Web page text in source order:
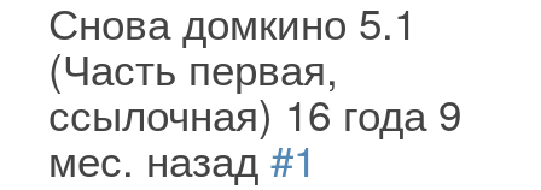
Снова домкино 5.1
(Часть первая,
ссылочная) 16 года 9
мес. назад#1